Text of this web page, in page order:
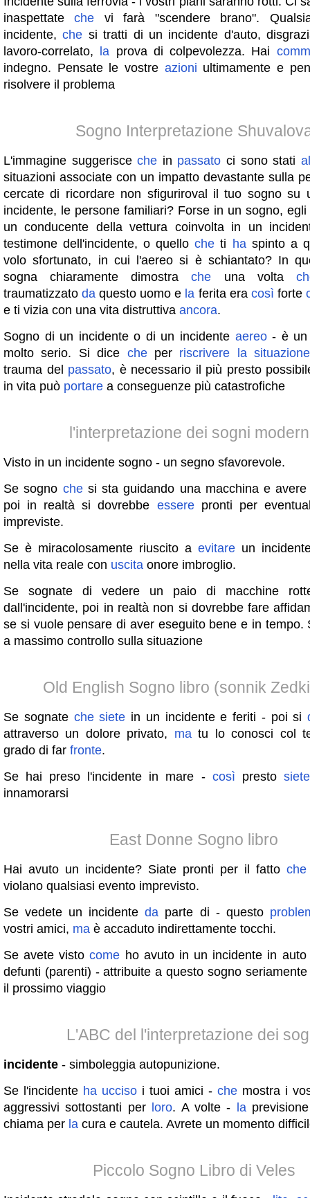
​​inaspettateche vi farà "scendere brano".
incidente,che si tratti di un incidente d'auto,
lavoro-correlato,
la prova di colpevolezza. Hai
indegno. Pensate le vostre azioni ultimamente e
risolvere il problema
Sogno Interpretazione
L'immagine suggerisceche in passato ci sono stati
situazioni associate con un impatto devastante sulla
cercate di ricordare non sfiguriroval il tuo sogno su
incidente, le persone familiari? Forse in un sogno,
un conducente della vettura coinvolta in un
testimone dell'incidente, o quelloche ti haspinto a
volo sfortunato, in cui l'aereo si è schiantato? In
sogna chiaramente dimostrache una volta
traumatizzatoda questo uomo e la ferita era così forte
e ti vizia con una vita distruttiva ancora.
Sogno di un incidente o di un incidente aereo- è un
molto serio. Si dice cheper riscrivere la situazione
trauma del passato, è necessario il più presto
in vita può portare a conseguenze più catastrofiche
l'interpretazione dei sogni
Visto in un incidente sogno - un segno sfavorevole.
Se sogno chesi sta guidando una macchina e avere
poi in realtà si dovrebbe esserepronti per
impreviste.
Se è miracolosamente riuscito a evitare un
nella vita reale con uscita onore imbroglio.
Se sognate di vedere un paio di macchine
dall'incidente, poi in realtà non si dovrebbe fare
se si vuole pensare di aver eseguito bene e in tempo.
a massimo controllo sulla situazione
Old English Sogno libro (sonnik
Se sognate che siete in un incidente e feriti - poi si
attraverso un dolore privato, matu lo conosci col
grado di far fronte.
Se hai preso l'incidente in mare - così presto siete
innamorarsi
East Donne Sogno libro
Hai avuto un incidente? Siate pronti per il fatto che
violano qualsiasi evento imprevisto.
Se vedete un incidenteda parte di - questo
vostri amici, ma è accaduto indirettamente tocchi.
Se avete vistocome ho avuto in un incidente in
defunti (parenti) - attribuite a questo sogno
il prossimo viaggio
L'ABC del l'interpretazione dei
incidente - simboleggia autopunizione.
Se l'incidente ha ucciso i tuoi amici - che mostra i
aggressivi sottostanti per loro. A volte - la
chiama per la cura e cautela. Avrete un momento
Piccolo Sogno Libro di Veles